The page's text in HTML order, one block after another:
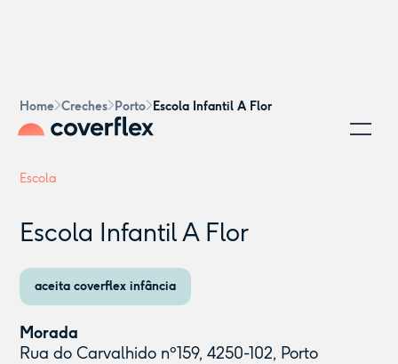
Home Creches Porto Escola Infantil A Flor
Escola
Escola Infantil A Flor
aceita coverflex infância
Morada
Rua do Carvalhido nº159, 4250-102, Porto